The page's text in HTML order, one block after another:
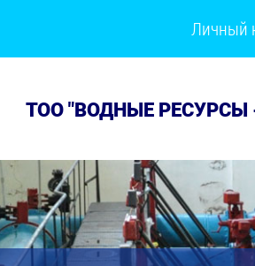
Личный
ТОО "ВОДНЫЕ РЕСУРСЫ